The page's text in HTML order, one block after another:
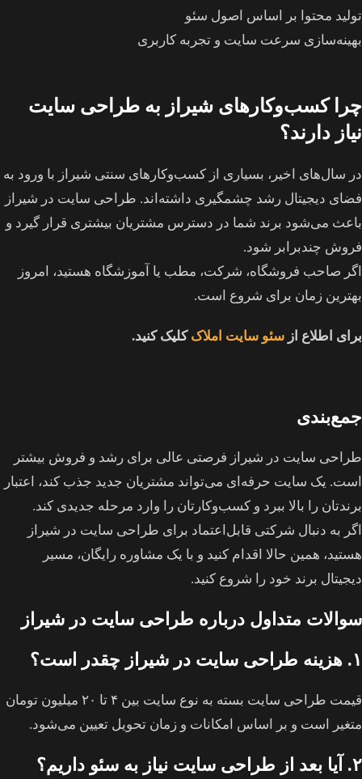
تولید محتوا بر اساس اصول سئو
بهینه‌سازی سرعت سایت و تجربه کاربری
چرا کسب‌وکارهای شیراز به طراحی سایت
نیاز دارند؟
در سال‌های اخیر، بسیاری از کسب‌وکارهای سنتی شیراز با ورود به
فضای دیجیتال رشد چشمگیری داشته‌اند. طراحی سایت در شیراز
باعث می‌شود برند شما در دسترس مشتریان بیشتری قرار گیرد و
فروش چندبرابر شود.
اگر صاحب فروشگاه، شرکت، مطب یا آموزشگاه هستید، امروز
بهترین زمان برای شروع است.
برای اطلاع از سئو سایت املاک کلیک کنید.
جمع‌بندی
طراحی سایت در شیراز فرصتی عالی برای رشد و فروش بیشتر
است. یک سایت حرفه‌ای می‌تواند مشتریان جدید جذب کند، اعتبار
برندتان را بالا ببرد و کسب‌وکارتان را وارد مرحله جدیدی کند.
اگر به دنبال شرکتی قابل‌اعتماد برای طراحی سایت در شیراز
هستید، همین حالا اقدام کنید و با یک مشاوره رایگان، مسیر
دیجیتال برند خود را شروع کنید.
سوالات متداول درباره طراحی سایت در شیراز
۱. هزینه طراحی سایت در شیراز چقدر است؟
قیمت طراحی سایت بسته به نوع سایت بین ۴ تا ۲۰ میلیون تومان
متغیر است و بر اساس امکانات و زمان تحویل تعیین می‌شود.
۲. آیا بعد از طراحی سایت نیاز به سئو داریم؟